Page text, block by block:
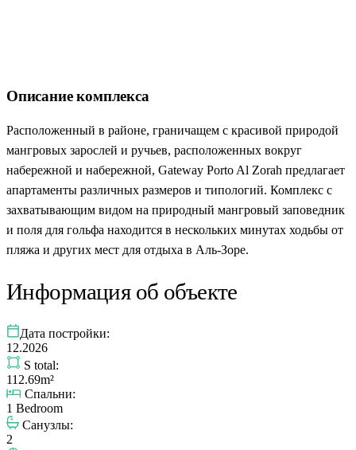
Описание комплекса
Расположенный в районе, граничащем с красивой природой
мангровых зарослей и ручьев, расположенных вокруг
набережной и набережной, Gateway Porto Al Zorah предлагает
апартаменты различных размеров и типологий. Комплекс с
захватывающим видом на природный мангровый заповедник
и поля для гольфа находится в нескольких минутах ходьбы от
пляжа и других мест для отдыха в Аль-Зоре.
Информация об объекте
Дата постройки:
12.2026
S total:
112.69m²
Спальни:
1 Bedroom
Санузлы:
2